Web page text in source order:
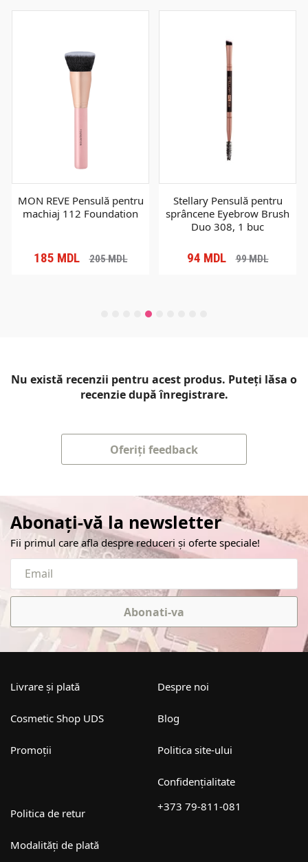
MON REVE Pensulă pentru
machiaj 112 Foundation
185 MDL 205MDL
Stellary Pensulă pentru
sprâncene Eyebrow Brush
Duo 308, 1 buc
94 MDL 99MDL
Nu există recenzii pentru acest produs. Puteți lăsa o
recenzie după înregistrare.
Oferiți feedback
Abonați-vă la newsletter
Fii primul care afla despre reduceri și oferte speciale!
Abonati-va
Livrare și plată
Cosmetic Shop UDS
Promoții
Despre noi
Blog
Politica site-ului
Confidențialitate
Politica de retur
Modalități de plată
+373 79-811-081